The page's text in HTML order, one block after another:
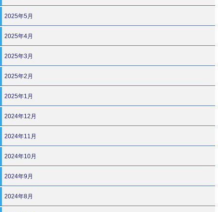
2025年5月
2025年4月
2025年3月
2025年2月
2025年1月
2024年12月
2024年11月
2024年10月
2024年9月
2024年8月